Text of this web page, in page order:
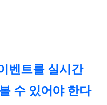
벤트를 실시간
수 있어야 한다